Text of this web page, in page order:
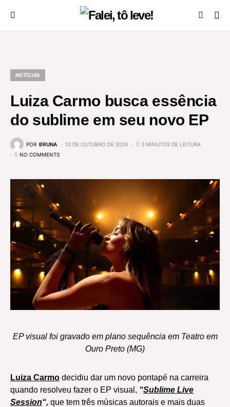
NOTÍCIAS
Luiza Carmo busca essência
do sublime em seu novo EP
POR BRUNA 12 DE OUTUBRO DE 2024
3 MINUTOS DE LEITURA
NO COMMENTS
EP visual foi gravado em plano sequência em Teatro em
Ouro Preto (MG)
Luiza Carmo decidiu dar um novo pontapé na carreira
quando resolveu fazer o EP visual, “Sublime Live
Session“, que tem três músicas autorais e mais duas